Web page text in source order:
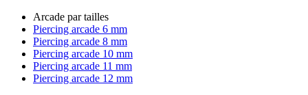
Arcade par tailles
Piercing arcade 6 mm
Piercing arcade 8 mm
Piercing arcade 10 mm
Piercing arcade 11 mm
Piercing arcade 12 mm